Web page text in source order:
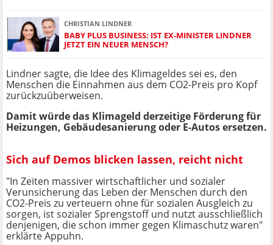
CHRISTIAN LINDNER
BABY PLUS BUSINESS: IST EX-MINISTER LINDNER
JETZT EIN NEUER MENSCH?
Lindner sagte, die Idee des Klimageldes sei es, den
Menschen die Einnahmen aus dem CO2-Preis pro Kopf
zurückzuüberweisen.
Damit würde das Klimageld derzeitige Förderung für
Heizungen, Gebäudesanierung oder E-Autos ersetzen.
Sich auf Demos blicken lassen, reicht nicht
"In Zeiten massiver wirtschaftlicher und sozialer
Verunsicherung das Leben der Menschen durch den
CO2-Preis zu verteuern ohne für sozialen Ausgleich zu
sorgen, ist sozialer Sprengstoff und nutzt ausschließlich
denjenigen, die schon immer gegen Klimaschutz waren"
erklärte Appuhn.